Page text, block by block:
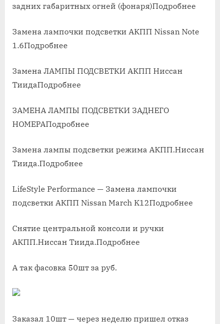
задних габаритных огней (фонаря)Подробнее
Замена лампочки подсветки АКПП Nissan Note
1.6Подробнее
Замена ЛАМПЫ ПОДСВЕТКИ АКПП Ниссан
ТиидаПодробнее
ЗАМЕНА ЛАМПЫ ПОДСВЕТКИ ЗАДНЕГО
НОМЕРАПодробнее
Замена лампы подсветки режима АКПП.Ниссан
Тиида.Подробнее
LifeStyle Performance — Замена лампочки
подсветки АКПП Nissan March K12Подробнее
Снятие центральной консоли и ручки
АКПП.Ниссан Тиида.Подробнее
А так фасовка 50шт за руб.
Заказал 10шт — через неделю пришел отказ